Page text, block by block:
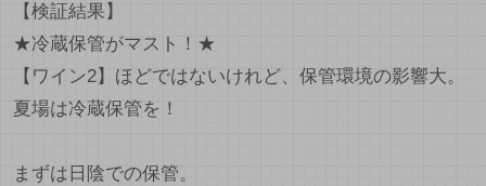
【検証結果】
★冷蔵保管がマスト！★
【ワイン2】ほどではないけれど、保管環境の影響大。
夏場は冷蔵保管を！
まずは日陰での保管。